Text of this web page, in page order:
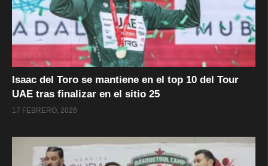
Isaac del Toro se mantiene en el top 10 del Tour
UAE tras finalizar en el sitio 25
17 FEBRERO, 2026